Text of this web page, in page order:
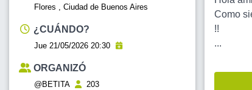
Flores , Ciudad de Buenos Aires
¿CUÁNDO?
Jue 21/05/2026 20:30
ORGANIZÓ
@BETITA 203
Como
!!
...